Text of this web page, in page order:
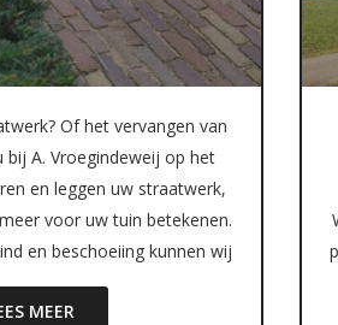
Of het vervangen van
bij A. Vroegindeweij op het
en leggen uw straatwerk,
voor uw tuin betekenen.
en beschoeiing kunnen wij
MEER